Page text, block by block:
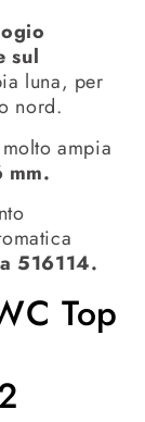
sul
luna, per
nord.
ampia
mm.
516114.
Top